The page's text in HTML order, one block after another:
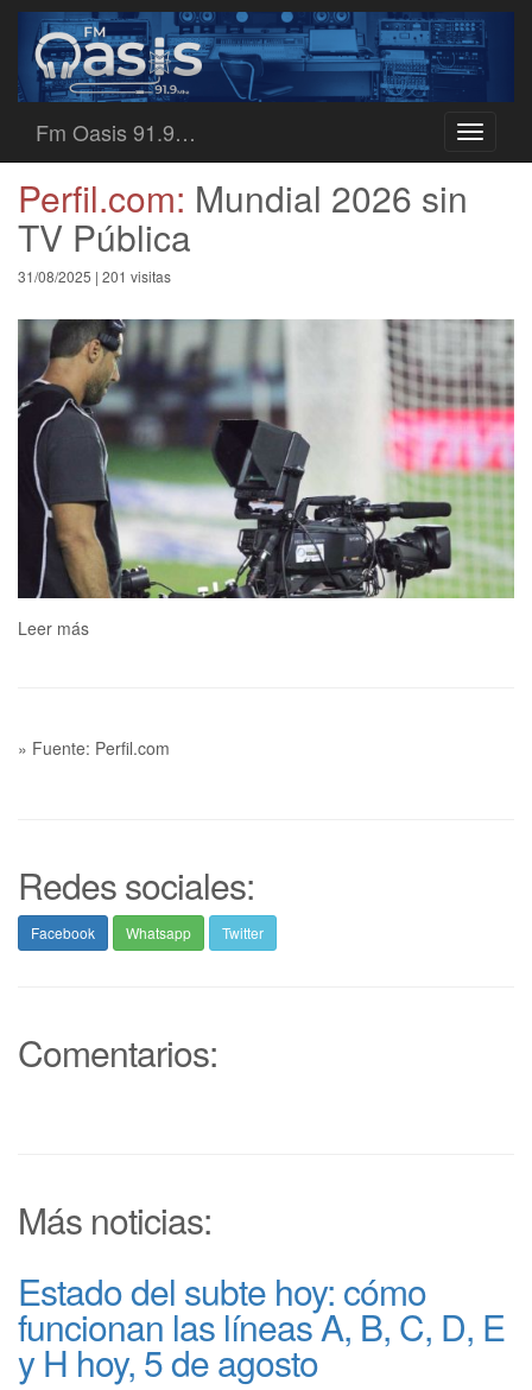
Toggle
Fm Oasis 91.9…
Perfil.com: Mundial 2026 sin
TV Pública
31/08/2025 | 201 visitas
Leer más
» Fuente: Perfil.com
Redes sociales:
Facebook Whatsapp Twitter
Comentarios:
Más noticias:
Estado del subte hoy: cómo
funcionan las líneas A, B, C, D, E
y H hoy, 5 de agosto